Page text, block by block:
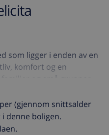
som ligger i enden av en
komfort og en
og små grupper
parkeringsplass og
i Lloret de Mar,
(gjennom snittsalder
denne boligen.